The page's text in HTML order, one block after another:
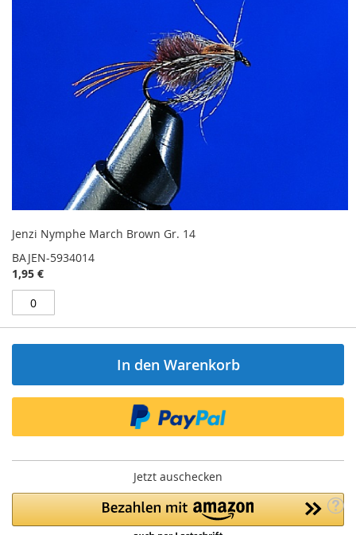
Jenzi Nymphe March Brown Gr. 14
BAJEN-5934014
1,95 €
In den Warenkorb
Jetzt auschecken